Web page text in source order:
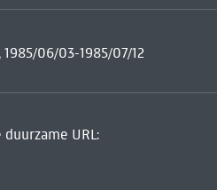
06/03-1985/07/12
URL: